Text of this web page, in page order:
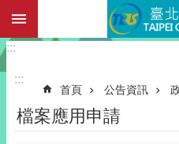
跳到主要內容區塊
:::
:::
首頁 公告資訊
檔案應用申請